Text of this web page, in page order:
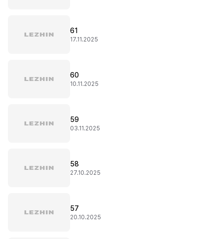
61
17.11.2025
60
10.11.2025
59
03.11.2025
58
27.10.2025
57
20.10.2025